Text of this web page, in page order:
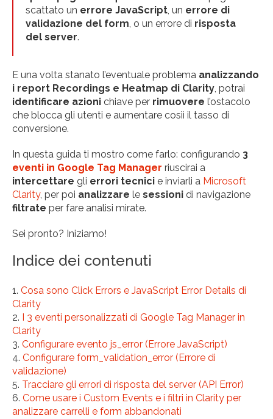
scattato un errore JavaScript, un errore di
validazione del form, o un errore di risposta
del server.
E una volta stanato l’eventuale problema analizzando
i report Recordings e Heatmap di Clarity, potrai
identificare azioni chiave per rimuovere l’ostacolo
che blocca gli utenti e aumentare cosìì il tasso di
conversione.
In questa guida ti mostro come farlo: configurando 3
eventi in Google Tag Manager riuscirai a
intercettare gli errori tecnici e inviarli a Microsoft
Clarity, per poi analizzare le sessioni di navigazione
filtrate per fare analisi mirate.
Sei pronto? Iniziamo!
Indice dei contenuti
Cosa sono Click Errors e JavaScript Error Details di
Clarity
I 3 eventi personalizzati di Google Tag Manager in
Clarity
Configurare evento js_error (Errore JavaScript)
Configurare form_validation_error (Errore di
validazione)
Tracciare gli errori di risposta del server (API Error)
Come usare i Custom Events e i filtri in Clarity per
analizzare carrelli e form abbandonati